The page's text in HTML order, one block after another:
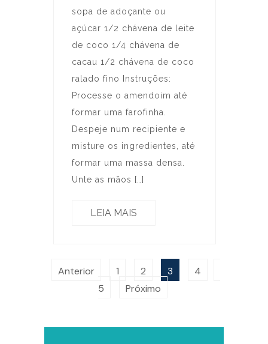
sopa de adoçante ou
açúcar 1/2 chávena de leite
de coco 1/4 chávena de
cacau 1/2 chávena de coco
ralado fino Instruções:
Processe o amendoim até
formar uma farofinha.
Despeje num recipiente e
misture os ingredientes, até
formar uma massa densa.
Unte as mãos […]
LEIA MAIS
Anterior 1 2 3
4
5
Próximo